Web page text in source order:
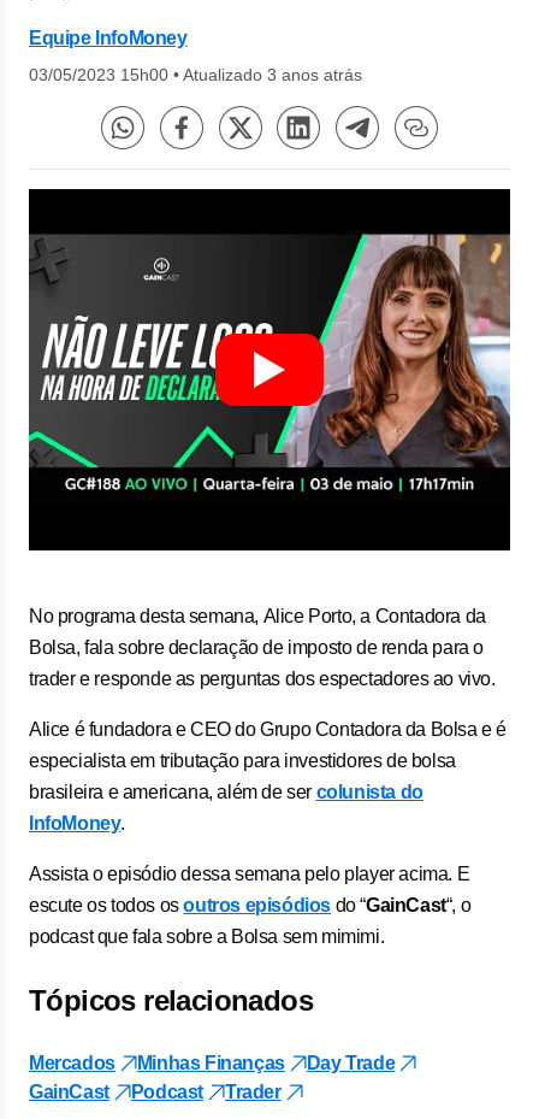
Equipe InfoMoney
03/05/2023 15h00 •Atualizado 3 anos atrás
No programa desta semana, Alice Porto, a Contadora da
Bolsa, fala sobre declaração de imposto de renda para o
trader e responde as perguntas dos espectadores ao vivo.
Alice é fundadora e CEO do Grupo Contadora da Bolsa e é
especialista em tributação para investidores de bolsa
brasileira e americana, além de ser colunista do
InfoMoney.
Assista o episódio dessa semana pelo player acima. E
escute os todos osoutros episódios do “GainCast“, o
podcast que fala sobre a Bolsa sem mimimi.
Tópicos relacionados
Mercados Minhas Finanças
Day Trade
GainCast
Podcast Trader